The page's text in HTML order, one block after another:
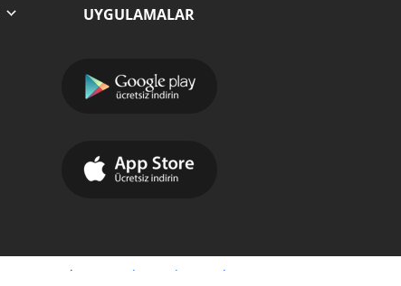
UYGULAMALAR
Yazılım: Moradam Haber Yazılımı